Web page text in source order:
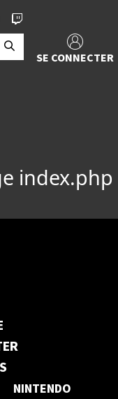
SE CONNECTER
index.php
NINTENDO